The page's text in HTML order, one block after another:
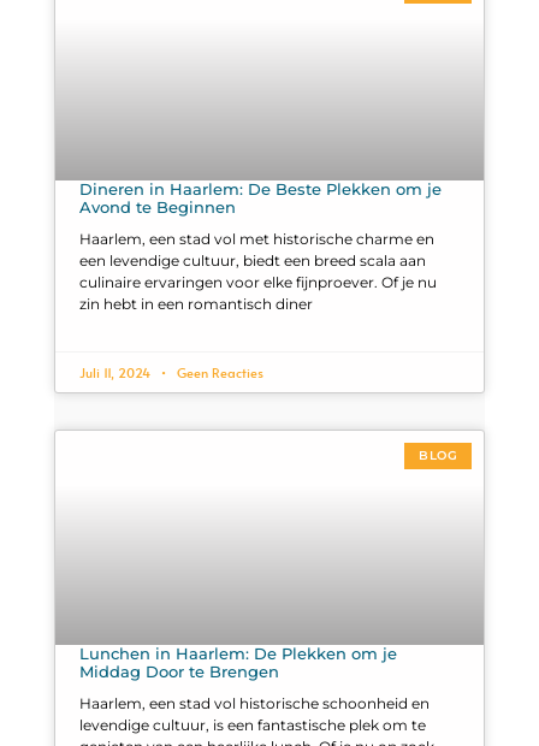
Dineren in Haarlem: De Beste Plekken om je
Avond te Beginnen
Haarlem, een stad vol met historische charme en
een levendige cultuur, biedt een breed scala aan
culinaire ervaringen voor elke fijnproever. Of je nu
zin hebt in een romantisch diner
Juli 11, 2024 Geen Reacties
BLOG
Lunchen in Haarlem: De Plekken om je
Middag Door te Brengen
Haarlem, een stad vol historische schoonheid en
levendige cultuur, is een fantastische plek om te